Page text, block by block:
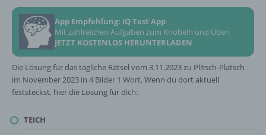
App Empfehlung: IQ Test App
Mit zahlreichen Aufgaben zum Knobeln und Üben
JETZT KOSTENLOS HERUNTERLADEN
Die Lösung für das tägliche Rätsel vom 3.11.2023 zu Plitsch-Platsch
im November 2023 in 4 Bilder 1 Wort. Wenn du dort aktuell
feststeckst, hier die Lösung für dich:
TEICH